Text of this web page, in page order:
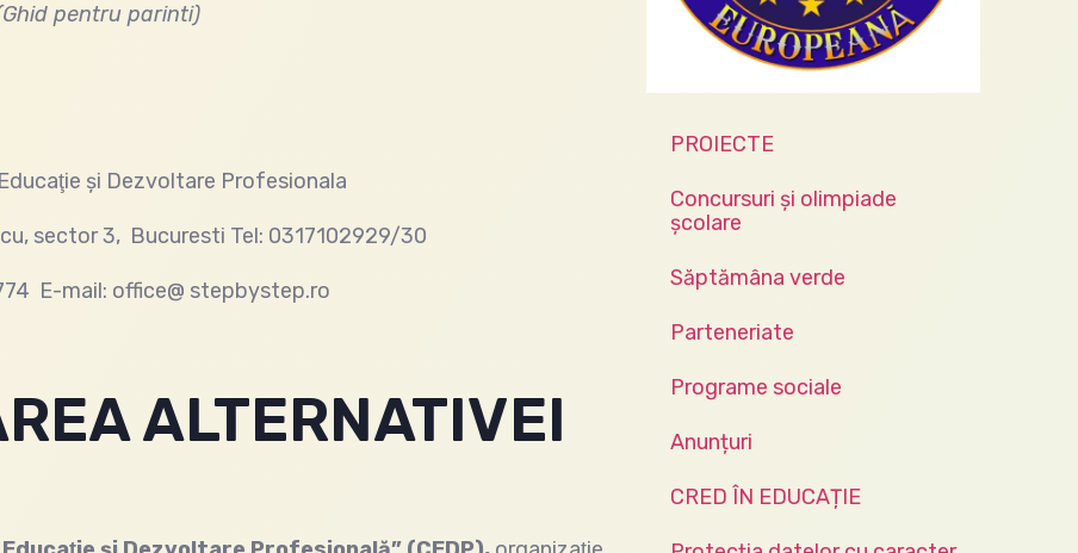
pentru parinti)
şi Dezvoltare Profesionala
sector 3, Bucuresti Tel: 0317102929/30
E-mail: office@ stepbystep.ro
ALTERNATIVEI
PROIECTE
Concursuri și olimpiade
școlare
Săptămâna verde
Parteneriate
Programe sociale
Anunțuri
CRED ÎN EDUCAȚIE